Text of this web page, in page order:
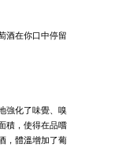
酒在你口中停留
強化了味覺、嗅
積，使得在品嚐
，體溫增加了葡